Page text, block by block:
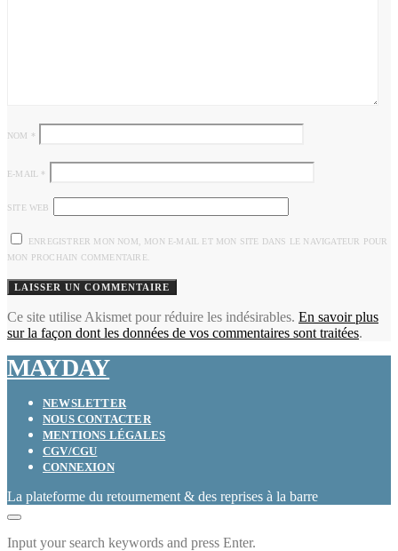
NOM *
E-MAIL *
SITE WEB
ENREGISTRER MON NOM, MON E-MAIL ET MON SITE DANS LE NAVIGATEUR POUR
MON PROCHAIN COMMENTAIRE.
Ce site utilise Akismet pour réduire les indésirables. En savoir plus
sur la façon dont les données de vos commentaires sont traitées.
MAYDAY
NEWSLETTER
NOUS CONTACTER
MENTIONS LÉGALES
CGV/CGU
CONNEXION
La plateforme du retournement & des reprises à la barre
Input your search keywords and press Enter.